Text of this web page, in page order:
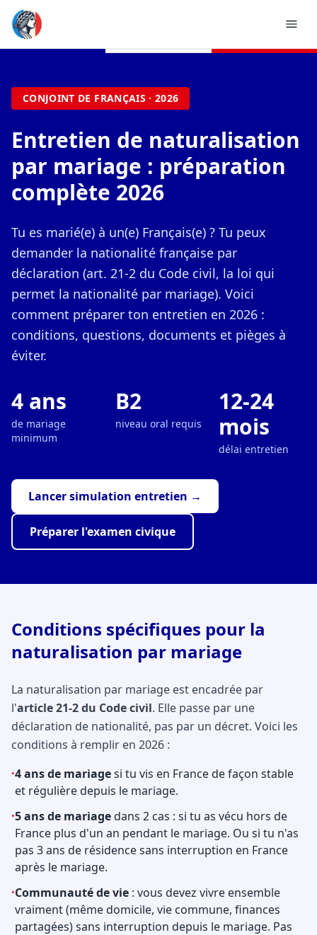
CONJOINT DE FRANÇAIS · 2026
Entretien de naturalisation
par mariage : préparation
complète 2026
Tu es marié(e) à un(e) Français(e) ? Tu peux
demander la nationalité française par
déclaration (art. 21-2 du Code civil, la loi qui
permet la nationalité par mariage). Voici
comment préparer ton entretien en 2026 :
conditions, questions, documents et pièges à
éviter.
4 ans
de mariage
minimum
B2
niveau oral requis
12-24
mois
délai entretien
Lancer simulation entretien →
Préparer l'examen civique
Conditions spécifiques pour la
naturalisation par mariage
La naturalisation par mariage est encadrée par
l'article 21-2 du Code civil. Elle passe par une
déclaration de nationalité, pas par un décret. Voici les
conditions à remplir en 2026 :
·4 ans de mariagesi tu vis en France de façon stable
et régulière depuis le mariage.
·5 ans de mariagedans 2 cas : si tu as vécu hors de
France plus d'un an pendant le mariage. Ou si tu n'as
pas 3 ans de résidence sans interruption en France
après le mariage.
·Communauté de vie : vous devez vivre ensemble
vraiment (même domicile, vie commune, finances
partagées) sans interruption depuis le mariage. Pas